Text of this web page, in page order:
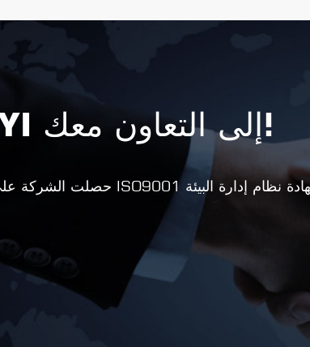
تتطلع RIYI إلى التعاون معك!